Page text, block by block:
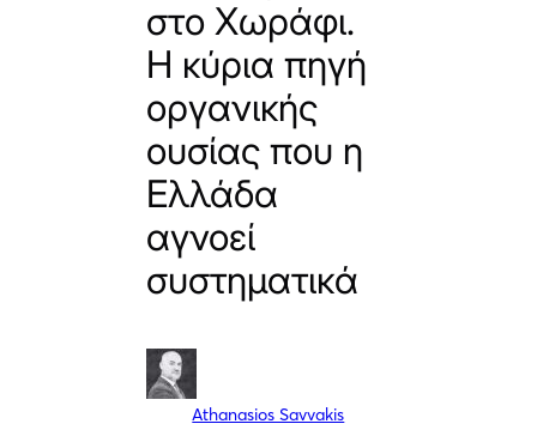
στο Χωράφι.
Η κύρια πηγή
οργανικής
ουσίας που η
Ελλάδα
αγνοεί
συστηματικά
Athanasios Savvakis